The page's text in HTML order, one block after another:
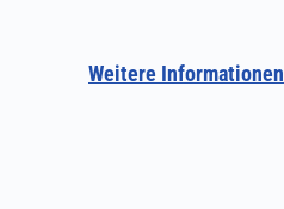
Weitere Informationen